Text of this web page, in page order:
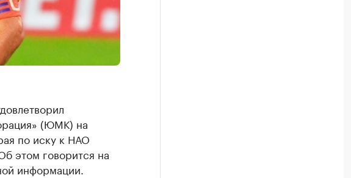
(ЮМК) на
по иску к НАО
этом говорится на
информации.